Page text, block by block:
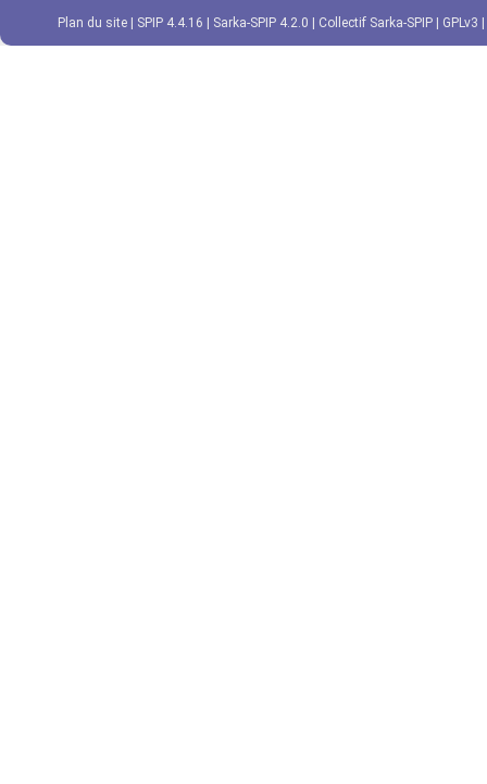
Plan du site SPIP 4.4.16 Sarka-SPIP 4.2.0 Collectif Sarka-SPIP GPLv3